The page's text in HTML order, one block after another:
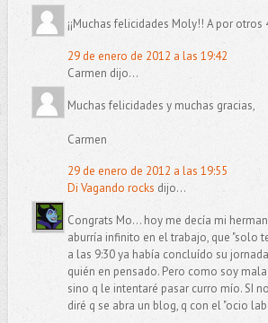
¡¡Muchas felicidades Moly!! A por otros
29 de enero de 2012 a las 19:42
Carmen dijo...
Muchas felicidades y muchas gracias,
Carmen
29 de enero de 2012 a las 19:55
Di Vagando rocks dijo...
Congrats Mo... hoy me decía mi
aburría infinito en el trabajo, que "solo
a las 9:30 ya había concluído su
quién en pensado. Pero como soy
sino q le intentaré pasar curro mío. SI
diré q se abra un blog, q con el "ocio